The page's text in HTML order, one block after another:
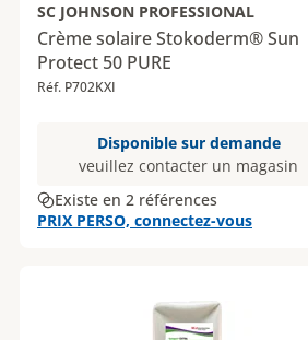
SC JOHNSON PROFESSIONAL
Crème solaire Stokoderm® Sun
Protect 50 PURE
Réf. P702KXI
Disponible sur demande
veuillez contacter un magasin
Existe en 2 références
PRIX PERSO, connectez-vous